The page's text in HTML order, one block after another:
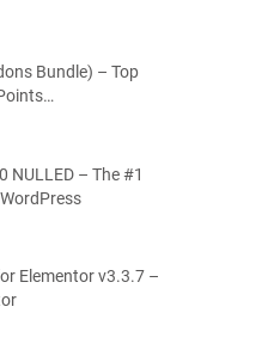
Bundle) – Top
NULLED – The #1
Elementor v3.3.7 –